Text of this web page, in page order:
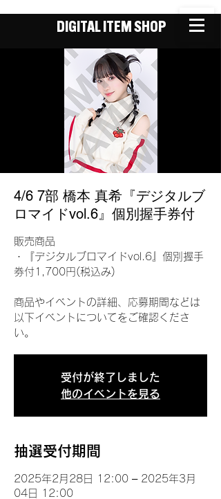
DIGITAL ITEM SHOP
4/6 7部 橋本 真希『デジタルブ
ロマイドvol.6』個別握手券付
販売商品
・『デジタルブロマイドvol.6』個別握手
券付1,700円(税込み)
商品やイベントの詳細、応募期間などは
以下イベントについてをご確認くださ
い。
受付が終了しました
他のイベントを見る
抽選受付期間
2025年2月28日 12:00 – 2025年3月
04日 12:00